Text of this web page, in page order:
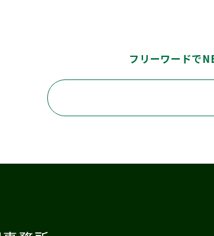
フリーワードで